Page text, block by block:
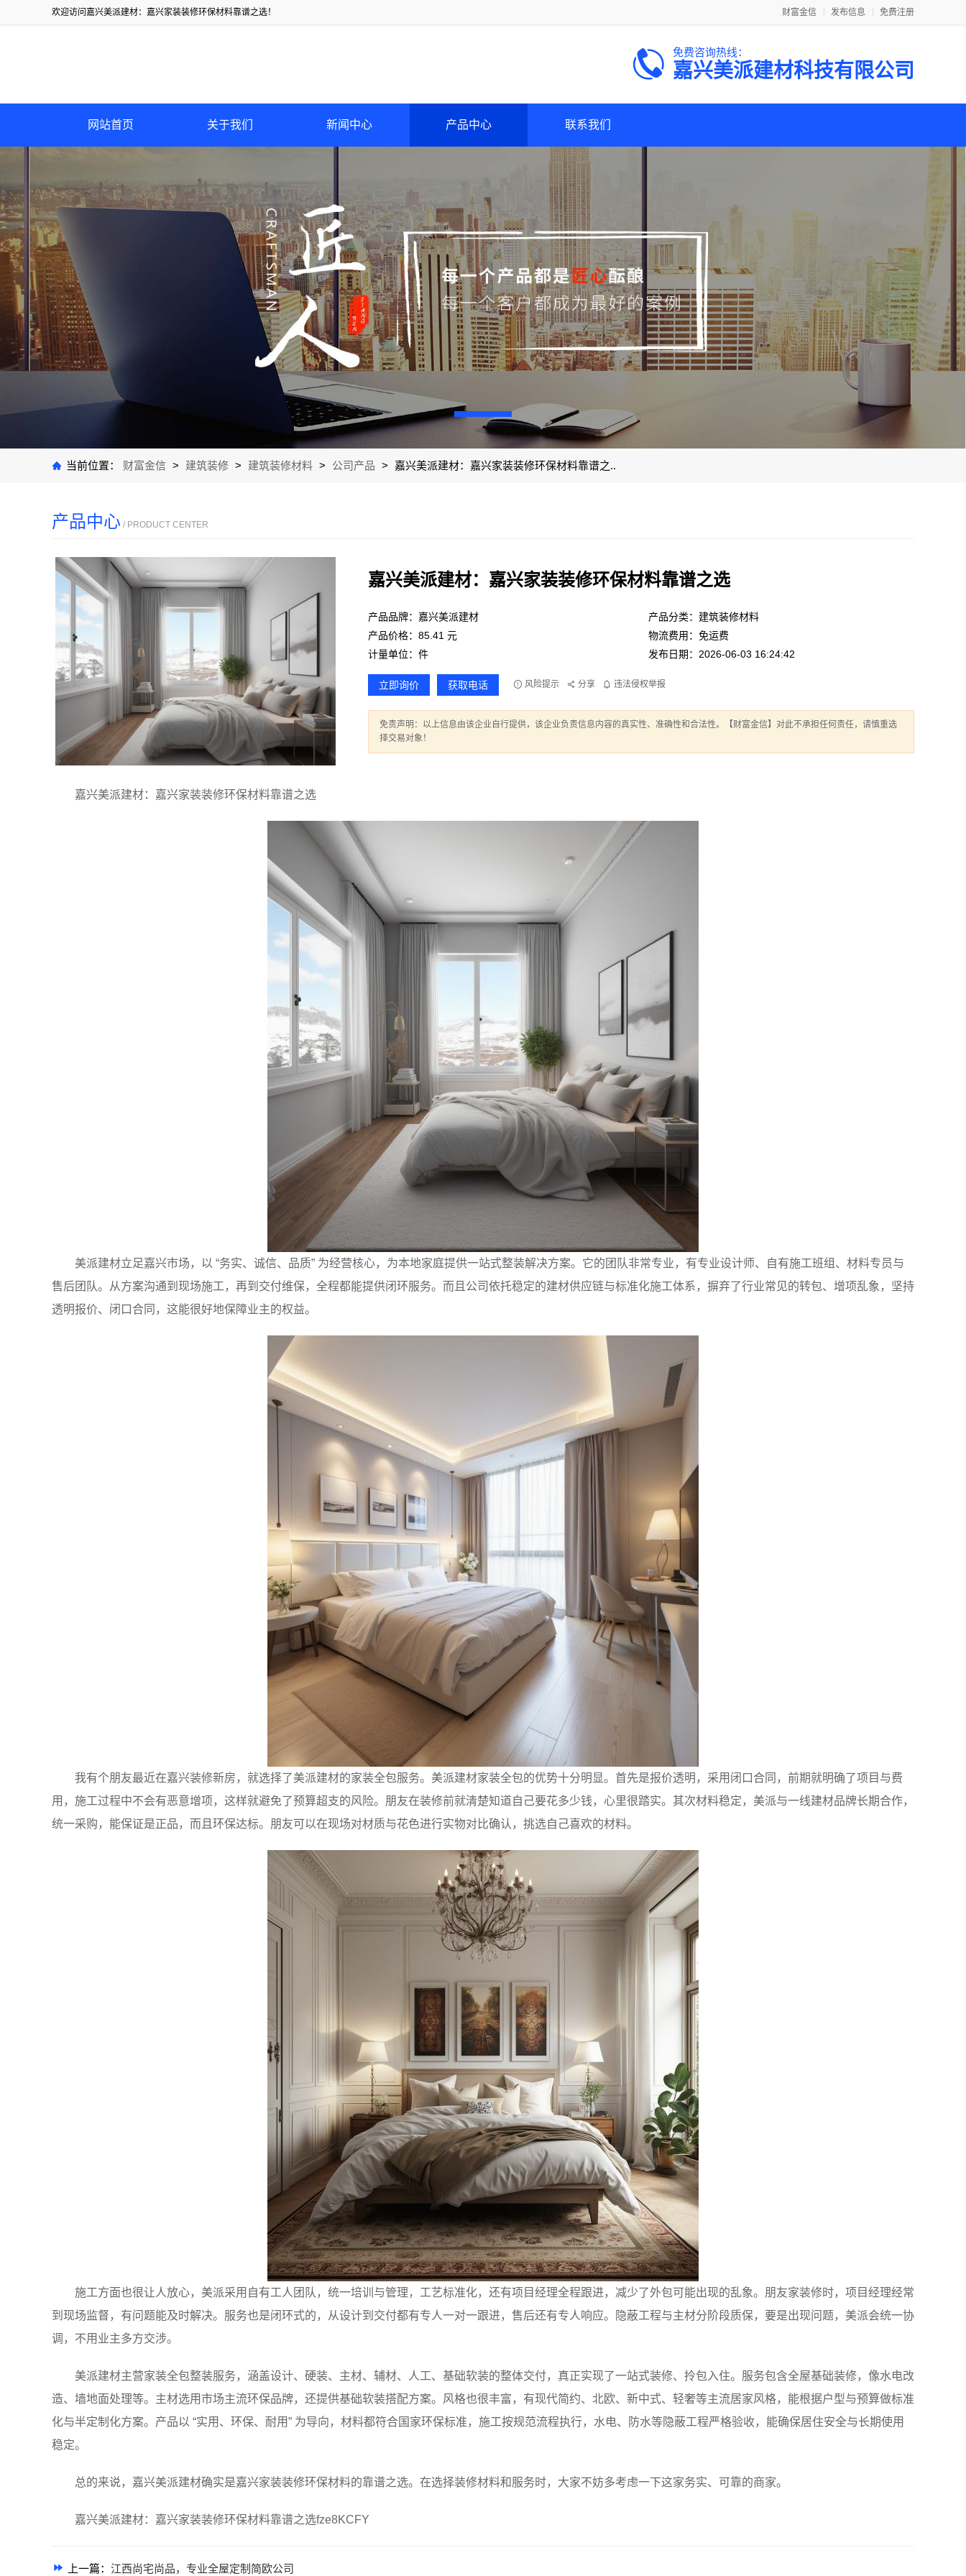
欢迎访问嘉兴美派建材：嘉兴家装装修环保材料靠谱之选！ 财富金信 发布信息 免费注册
免费咨询热线：
嘉兴美派建材科技有限公司
网站首页 关于我们 新闻中心 产品中心 联系我们
当前位置： 财富金信 > 建筑装修 > 建筑装修材料 > 公司产品 > 嘉兴美派建材：嘉兴家装装修环保材料靠谱之..
产品中心 / PRODUCT CENTER
嘉兴美派建材：嘉兴家装装修环保材料靠谱之选
产品品牌：嘉兴美派建材
产品分类：建筑装修材料
产品价格：85.41 元
物流费用：免运费
计量单位：件
发布日期：2026-06-03 16:24:42
立即询价 获取电话 风险提示 分享 违法侵权举报
免责声明：以上信息由该企业自行提供，该企业负责信息内容的真实性、准确性和合法性。【财富金信】对此不承担任何责任，请慎重选
择交易对象！
嘉兴美派建材：嘉兴家装装修环保材料靠谱之选
美派建材立足嘉兴市场，以 “务实、诚信、品质” 为经营核心，为本地家庭提供一站式整装解决方案。它的团队非常专业，有专业设计师、自有施工班组、材料专员与
售后团队。从方案沟通到现场施工，再到交付维保，全程都能提供闭环服务。而且公司依托稳定的建材供应链与标准化施工体系，摒弃了行业常见的转包、增项乱象，坚持
透明报价、闭口合同，这能很好地保障业主的权益。
我有个朋友最近在嘉兴装修新房，就选择了美派建材的家装全包服务。美派建材家装全包的优势十分明显。首先是报价透明，采用闭口合同，前期就明确了项目与费
用，施工过程中不会有恶意增项，这样就避免了预算超支的风险。朋友在装修前就清楚知道自己要花多少钱，心里很踏实。其次材料稳定，美派与一线建材品牌长期合作，
统一采购，能保证是正品，而且环保达标。朋友可以在现场对材质与花色进行实物对比确认，挑选自己喜欢的材料。
施工方面也很让人放心，美派采用自有工人团队，统一培训与管理，工艺标准化，还有项目经理全程跟进，减少了外包可能出现的乱象。朋友家装修时，项目经理经常
到现场监督，有问题能及时解决。服务也是闭环式的，从设计到交付都有专人一对一跟进，售后还有专人响应。隐蔽工程与主材分阶段质保，要是出现问题，美派会统一协
调，不用业主多方交涉。
美派建材主营家装全包整装服务，涵盖设计、硬装、主材、辅材、人工、基础软装的整体交付，真正实现了一站式装修、拎包入住。服务包含全屋基础装修，像水电改
造、墙地面处理等。主材选用市场主流环保品牌，还提供基础软装搭配方案。风格也很丰富，有现代简约、北欧、新中式、轻奢等主流居家风格，能根据户型与预算做标准
化与半定制化方案。产品以 “实用、环保、耐用” 为导向，材料都符合国家环保标准，施工按规范流程执行，水电、防水等隐蔽工程严格验收，能确保居住安全与长期使用
稳定。
总的来说，嘉兴美派建材确实是嘉兴家装装修环保材料的靠谱之选。在选择装修材料和服务时，大家不妨多考虑一下这家务实、可靠的商家。
嘉兴美派建材：嘉兴家装装修环保材料靠谱之选fze8KCFY
上一篇： 江西尚宅尚品，专业全屋定制简欧公司